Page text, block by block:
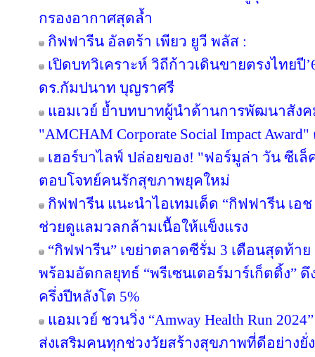
กรองอากาศสุดล้ำ
กิฟฟารีน อัลตร้า เพียว ยูวี พลัส :
เปิดบทวิเคราะห์ วิถีก้าวเดินขายตรงไทยปี
ดร.กัมปนาท บุญราศรี
แอมเวย์ ย้ำบทบาทผู้นำด้านการพัฒนาสังค
"AMCHAM Corporate Social Impact
เฮอร์บาไลฟ์ ปล่อยของ! "ฟอร์มูล่า วัน ซีเ
ตอบโจทย์คนรักสุขภาพยุคใหม่
กิฟฟารีน แนะนำไอเทมเด็ด “กิฟฟารีน เอ
ช่วยดูแลมวลกล้ามเนื้อให้แข็งแรง
“กิฟฟารีน” เขย่าตลาดซีรั่ม 3 เดือนสุดท้า
พร้อมอัดกลยุทธ์ “พรีเซนเตอร์มาร์เก็ตติ้ง”
ครึ่งปีหลังโต 5%
แอมเวย์ ชวนวิ่ง “Amway Health Run
ส่งเสริมคนทุกช่วงวัยสร้างสุขภาพที่ดีอย่าง